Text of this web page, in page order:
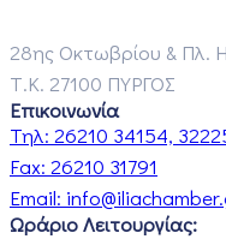
28ης Οκτωβρίου & Πλ.
Τ.Κ. 27100 ΠΥΡΓΟΣ
Επικοινωνία
Τηλ: 26210 34154,
Fax: 26210 31791
Email:
Ωράριο Λειτουργίας: